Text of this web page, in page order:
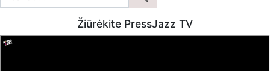
Žiūrėkite PressJazz TV